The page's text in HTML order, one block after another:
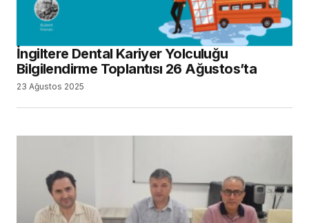
İngiltere Dental Kariyer Yolculuğu
Bilgilendirme Toplantısı 26 Ağustos’ta
23 Ağustos 2025